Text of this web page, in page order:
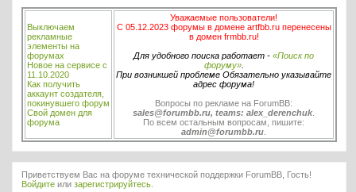
Выключаем
рекламные
элементы на
форумах
Новое на сервисе с
11.10.2020
Как получить
аккаунт создателя,
покинувшего форум
Свой домен для
форума
Уважаемые пользователи!
С 05.12.2023 форумы в домене artfbb.ru перенесены
в домен frmbb.ru!
Для удобного поиска работает - «Поиск по
форуму».
При возникшей проблеме Обязательно указывайте
адрес форума!
Вопросы по рекламе на ForumBB:
sales@forumbb.ru, teams: alex_derenchuk
По всем остальным вопросам, пишите:
admin@forumbb.ru
Приветствуем Вас на форуме технической поддержки ForumBB, Гость!
Войдите или зарегистрируйтесь